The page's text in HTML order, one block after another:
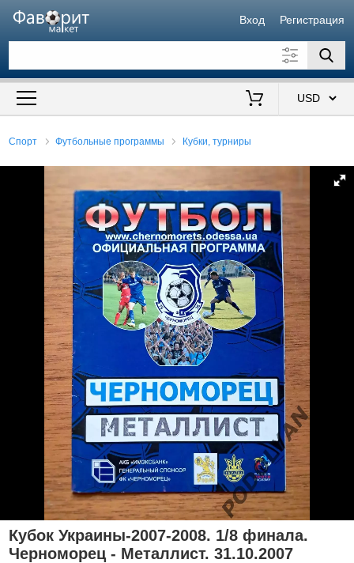
Вход Регистрация
Искать также в описании
Спорт Футбольные программы Кубки, турниры
Кубок Украины-2007-2008. 1/8 финала.
Черноморец - Металлист. 31.10.2007